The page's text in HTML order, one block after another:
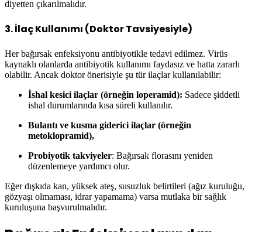
diyetten çıkarılmalıdır.
3.İlaç Kullanımı (Doktor Tavsiyesiyle)
Her bağırsak enfeksiyonu antibiyotikle tedavi edilmez. Virüs
kaynaklı olanlarda antibiyotik kullanımı faydasız ve hatta zararlı
olabilir. Ancak doktor önerisiyle şu tür ilaçlar kullanılabilir:
İshal kesici ilaçlar (örneğin loperamid): Sadece şiddetli
ishal durumlarında kısa süreli kullanılır.
Bulantı ve kusma giderici ilaçlar (örneğin
metoklopramid),
Probiyotik takviyeler: Bağırsak florasını yeniden
düzenlemeye yardımcı olur.
Eğer dışkıda kan, yüksek ateş, susuzluk belirtileri (ağız kuruluğu,
gözyaşı olmaması, idrar yapamama) varsa mutlaka bir sağlık
kuruluşuna başvurulmalıdır.